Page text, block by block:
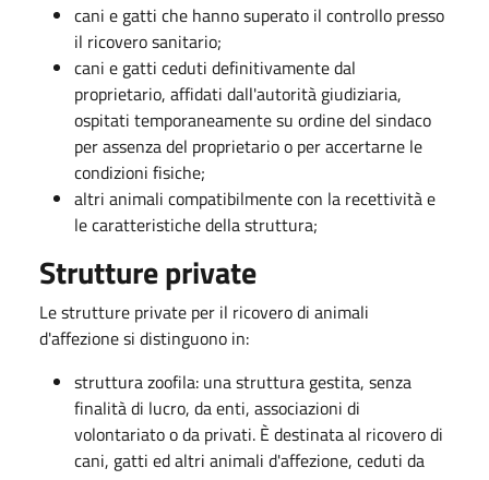
cani e gatti che hanno superato il controllo presso
il ricovero sanitario;
cani e gatti ceduti definitivamente dal
proprietario, affidati dall'autorità giudiziaria,
ospitati temporaneamente su ordine del sindaco
per assenza del proprietario o per accertarne le
condizioni fisiche;
altri animali compatibilmente con la recettività e
le caratteristiche della struttura;
Strutture private
Le strutture private per il ricovero di animali
d'affezione si distinguono in:
struttura zoofila: una struttura gestita, senza
finalità di lucro, da enti, associazioni di
volontariato o da privati. È destinata al ricovero di
cani, gatti ed altri animali d'affezione, ceduti da